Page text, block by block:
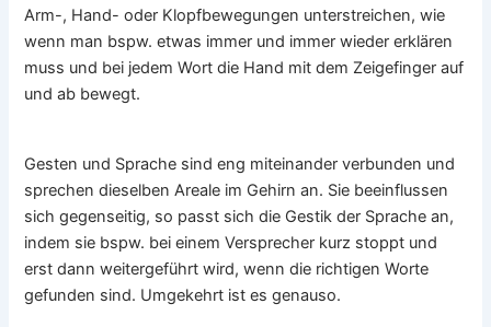
Arm-, Hand- oder Klopfbewegungen unterstreichen, wie
wenn man bspw. etwas immer und immer wieder erklären
muss und bei jedem Wort die Hand mit dem Zeigefinger auf
und ab bewegt.
Gesten und Sprache sind eng miteinander verbunden und
sprechen dieselben Areale im Gehirn an. Sie beeinflussen
sich gegenseitig, so passt sich die Gestik der Sprache an,
indem sie bspw. bei einem Versprecher kurz stoppt und
erst dann weitergeführt wird, wenn die richtigen Worte
gefunden sind. Umgekehrt ist es genauso.